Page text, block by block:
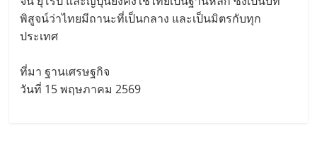
พิสูจน์ว่าไทยมีถานะที่เป็นกลาง และเป็นมิตรกับทุก
ประเทศ
ที่มา ฐานเศรษฐกิจ
วันที่ 15 พฤษภาคม 2569